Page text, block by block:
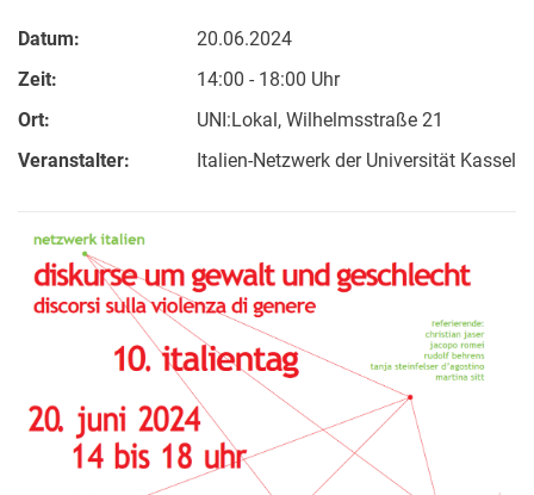
Datum:
20.06.2024
Zeit:
14:00 - 18:00 Uhr
Ort:
UNI:Lokal, Wilhelmsstraße 21
Veranstalter:
Italien-Netzwerk der Universität Kassel